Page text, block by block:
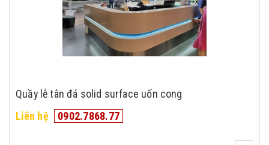
Quầy lễ tân đá solid surface uốn cong
Liên hệ
0902.7868.77